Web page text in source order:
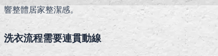
響整體居家整潔感。
洗衣流程需要連貫動線